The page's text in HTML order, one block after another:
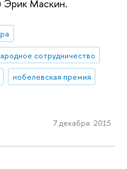
Маскин.
сотрудничество
нобелевская премия
7 декабря 2015